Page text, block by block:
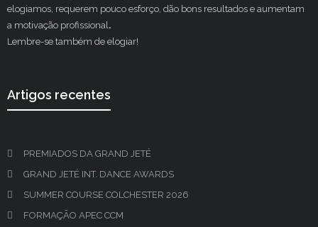
elogiamos, requerem pouco esforço, dão bons resultados e aumentam
a motivação profissional.
Lembre-se também de elogiar!
Artigos recentes
PREMIADOS DA GRAND JETÉ
GRAND JETÉ INT. DANCE AWARDS
SUMMER COURSE COLCHESTER 2026
FORMAÇÃO APEC CCM